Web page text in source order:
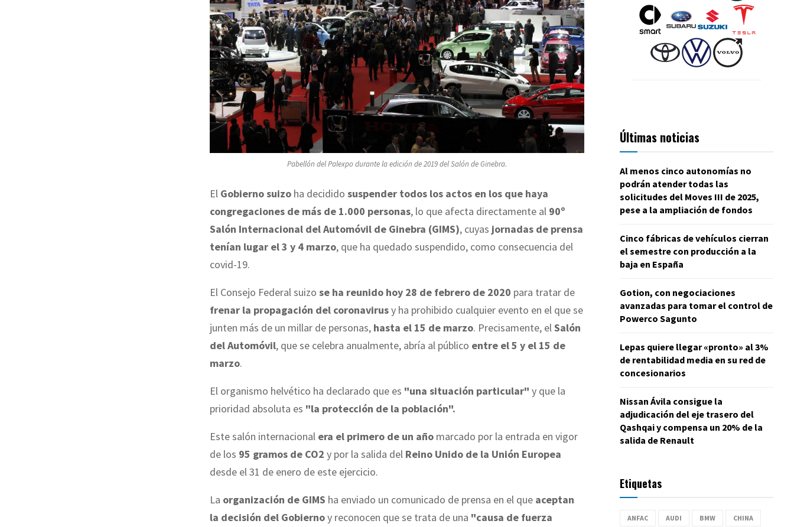
Pabellón del Palexpo durante la edición de 2019 del Salón de Ginebra.
El Gobierno suizo ha decidido suspender todos los actos en los que haya
congregaciones de más de 1.000 personas, lo que afecta directamente al 90º
Salón Internacional del Automóvil de Ginebra (GIMS), cuyas jornadas de prensa
tenían lugar el 3 y 4 marzo, que ha quedado suspendido, como consecuencia del
covid-19.
El Consejo Federal suizo se ha reunido hoy 28 de febrero de 2020 para tratar de
frenar la propagación del coronavirusy ha prohibido cualquier evento en el que se
junten más de un millar de personas, hasta el 15 de marzo. Precisamente, elSalón
del Automóvil, que se celebra anualmente, abría al público entre el 5 y el 15 de
marzo.
El organismo helvético ha declarado que es "una situación particular" y que la
prioridad absoluta es "la protección de la población".
Este salón internacional era el primero de un año marcado por la entrada en vigor
de los 95 gramos de CO2 y por la salida del Reino Unido de la Unión Europea
desde el 31 de enero de este ejercicio.
La organización de GIMS ha enviado un comunicado de prensa en el que aceptan
la decisión del Gobiernoy reconocen que se trata de una "causa de fuerza
Últimas noticias
Al menos cinco autonomías no
podrán atender todas las
solicitudes del Moves III de 2025,
pese a la ampliación de fondos
Cinco fábricas de vehículos cierran
el semestre con producción a la
baja en España
Gotion, con negociaciones
avanzadas para tomar el control de
Powerco Sagunto
Lepas quiere llegar «pronto» al 3%
de rentabilidad media en su red de
concesionarios
Nissan Ávila consigue la
adjudicación del eje trasero del
Qashqai y compensa un 20% de la
salida de Renault
Etiquetas
ANFAC AUDI BMW CHINA